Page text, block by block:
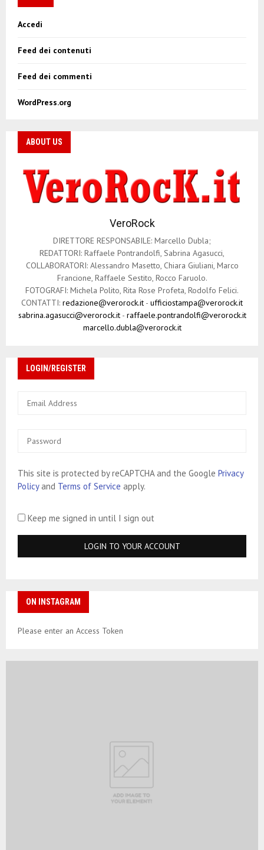
Accedi
Feed dei contenuti
Feed dei commenti
WordPress.org
ABOUT US
VeroRock
DIRETTORE RESPONSABILE: Marcello Dubla;
REDATTORI: Raffaele Pontrandolfi, Sabrina Agasucci,
COLLABORATORI: Alessandro Masetto, Chiara Giuliani, Marco
Francione, Raffaele Sestito, Rocco Faruolo.
FOTOGRAFI: Michela Polito, Rita Rose Profeta, Rodolfo Felici.
CONTATTI: redazione@verorock.it - ufficiostampa@verorock.it
sabrina.agasucci@verorock.it- raffaele.pontrandolfi@verorock.it
marcello.dubla@verorock.it
LOGIN/REGISTER
This site is protected by reCAPTCHA and the Google Privacy
Policyand Terms of Service apply.
Keep me signed in until I sign out
ON INSTAGRAM
Please enter an Access Token